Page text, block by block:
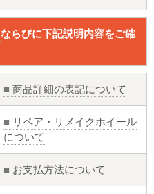
ならびに下記説明内容をご確
■ 商品詳細の表記について
■ リペア・リメイクホイール
について
■ お支払方法について